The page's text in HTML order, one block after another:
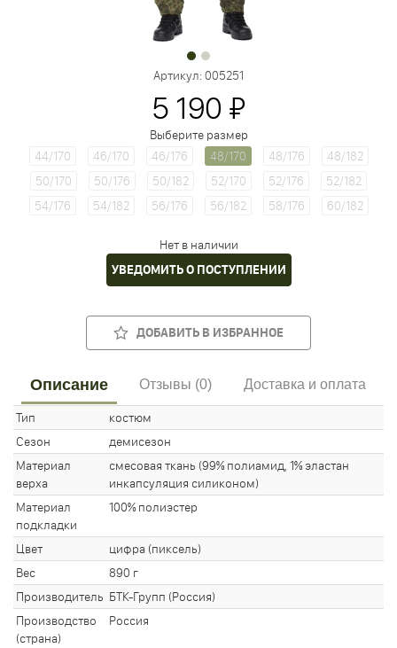
Артикул:005251
5 190 ₽
Выберите размер
44/170
46/170 46/176 48/170 48/176
48/182
50/170
50/176 50/182 52/170 52/176
52/182
54/176
54/182 56/176 56/182 58/176 60/182
Нет в наличии
УВЕДОМИТЬ О ПОСТУПЛЕНИИ
ДОБАВИТЬ В ИЗБРАННОЕ
Описание Отзывы (0) Доставка и оплата
Тип
костюм
Сезон
демисезон
Материал
верха
смесовая ткань (99% полиамид, 1% эластан
инкапсуляция силиконом)
Материал
подкладки
100% полиэстер
Цвет
цифра (пиксель)
Вес
890 г
Производитель БТК-Групп (Россия)
Производство
(страна)
Россия